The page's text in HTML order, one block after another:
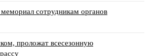
сотрудникам органов
проложат всесезонную